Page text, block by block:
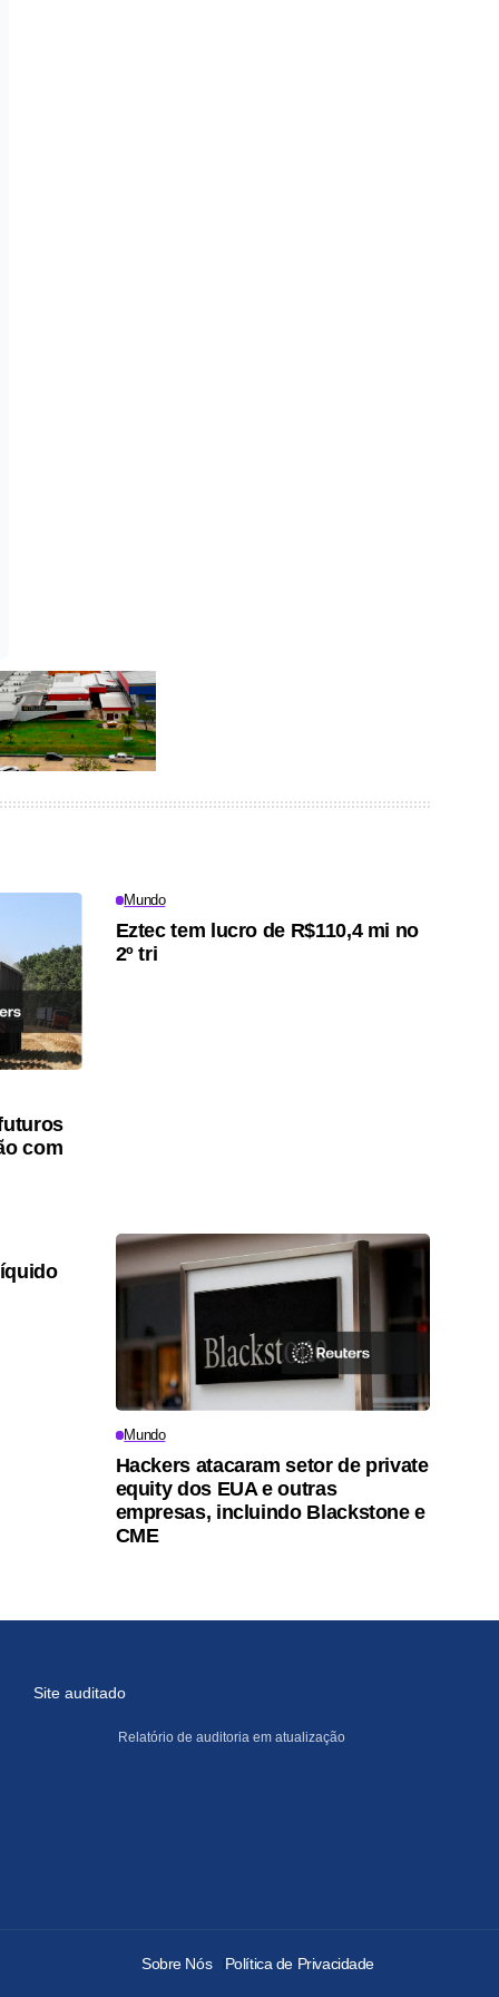
com
Mundo
Eztec tem lucro de R$110,4 mi no
2º tri
Mundo
Hackers atacaram setor de private
equity dos EUA e outras
empresas, incluindo Blackstone e
CME
Site auditado
Relatório de auditoria em atualização
Sobre Nós Política de Privacidade